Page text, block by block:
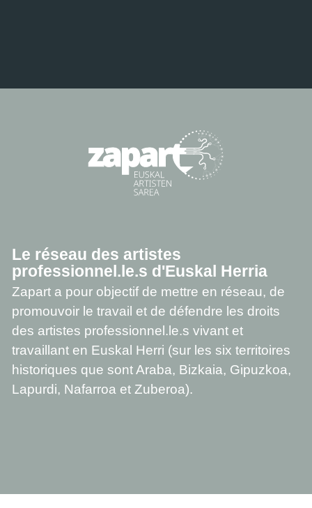
Le réseau des artistes
professionnel.le.s d'Euskal Herria
Zapart a pour objectif de mettre en réseau, de
promouvoir le travail et de défendre les droits
des artistes professionnel.le.s vivant et
travaillant en Euskal Herri (sur les six territoires
historiques que sont Araba, Bizkaia, Gipuzkoa,
Lapurdi, Nafarroa et Zuberoa).